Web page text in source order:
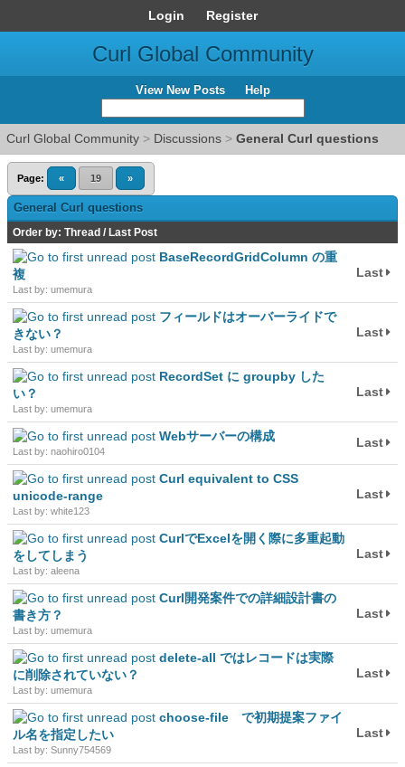
Login Register
Curl Global Community
View New Posts Help
Curl Global Community > Discussions > General Curl questions
Page: « 19 »
General Curl questions
Order by: Thread / Last Post
BaseRecordGridColumn の重
複
Last by: umemura
Last
フィールドはオーバーライドで
きない？
Last by: umemura
Last
RecordSet に groupby した
い？
Last by: umemura
Last
Webサーバーの構成
Last by: naohiro0104
Last
Curl equivalent to CSS
unicode-range
Last by: white123
Last
CurlでExcelを開く際に多重起動
をしてしまう
Last by: aleena
Last
Curl開発案件での詳細設計書の
書き方？
Last by: umemura
Last
delete-all ではレコードは実際
に削除されていない？
Last by: umemura
Last
choose-file で初期提案ファイ
ル名を指定したい
Last by: Sunny754569
Last